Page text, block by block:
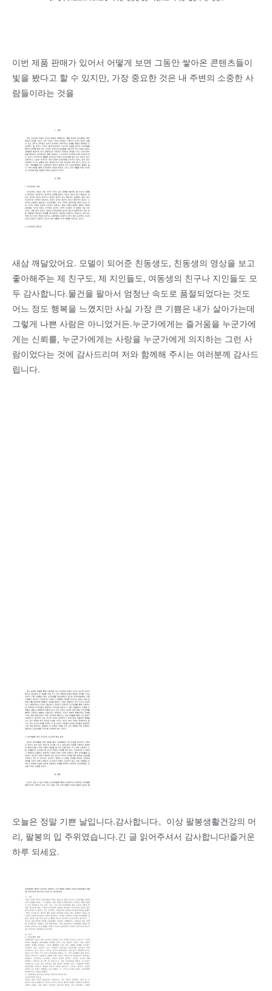
이번 제품 판매가 있어서 어떻게 보면 그동안 쌓아온 콘텐츠들이
빛을 봤다고 할 수 있지만, 가장 중요한 것은 내 주변의 소중한 사
람들이라는 것을
새삼 깨달았어요. 모델이 되어준 친동생도, 친동생의 영상을 보고
좋아해주는 제 친구도, 제 지인들도, 여동생의 친구나 지인들도 모
두 감사합니다.물건을 팔아서 엄청난 속도로 품절되었다는 것도
어느 정도 행복을 느꼈지만 사실 가장 큰 기쁨은 내가 살아가는데
그렇게 나쁜 사람은 아니었거든.누군가에게는 즐거움을 누군가에
게는 신뢰를, 누군가에게는 사랑을 누군가에게 의지하는 그런 사
람이었다는 것에 감사드리며 저와 함께해 주시는 여러분께 감사드
립니다.
오늘은 정말 기쁜 날입니다.감사합니다。이상 팔봉생활건강의 머
리, 팔봉의 입 주위였습니다.긴 글 읽어주셔서 감사합니다!즐거운
하루 되세요.